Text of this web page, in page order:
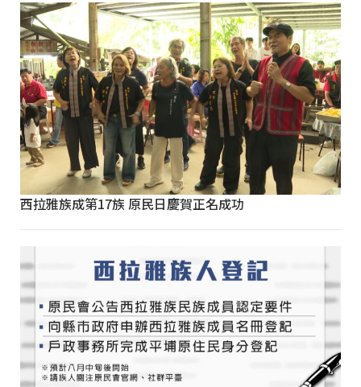
西拉雅族成第17族 原民日慶賀正名成功